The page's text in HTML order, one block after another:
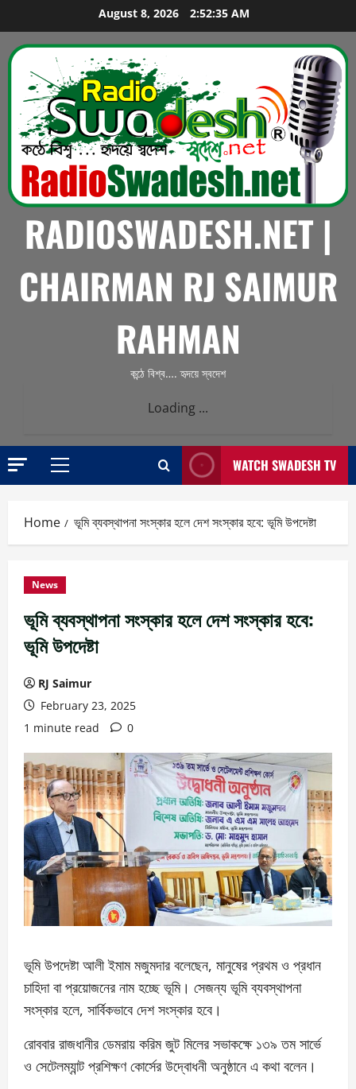
to
content
August 8, 2026 2:52:36 AM
RADIOSWADESH.NET |
CHAIRMAN RJ SAIMUR
RAHMAN
কন্ঠে বিশ্ব…. হৃদয়ে স্বদেশ
Loading ...
Primary
WATCH SWADESH TV
Home ভূমি ব্যবস্থাপনা সংস্কার হলে দেশ সংস্কার হবে: ভূমি উপদেষ্টা
News
ভূমি ব্যবস্থাপনা সংস্কার হলে দেশ সংস্কার হবে:
ভূমি উপদেষ্টা
RJ Saimur
February 23, 2025
1 minute read
0
ভূমি উপদেষ্টা আলী ইমাম মজুমদার বলেছেন, মানুষের প্রথম ও প্রধান
চাহিদা বা প্রয়োজনের নাম হচ্ছে ভূমি। সেজন্য ভূমি ব্যবস্থাপনা
সংস্কার হলে, সার্বিকভাবে দেশ সংস্কার হবে।
রোববার রাজধানীর ডেমরায় করিম জুট মিলের সভাকক্ষে ১৩৯ তম সার্ভে
ও সেটেলম্যান্ট প্রশিক্ষণ কোর্সের উদ্বোধনী অনুষ্ঠানে এ কথা বলেন।